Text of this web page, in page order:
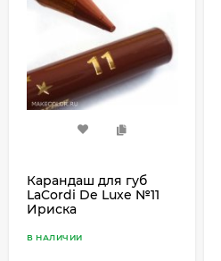
Карандаш для губ
LaCordi De Luxe №11
Ириска
В НАЛИЧИИ